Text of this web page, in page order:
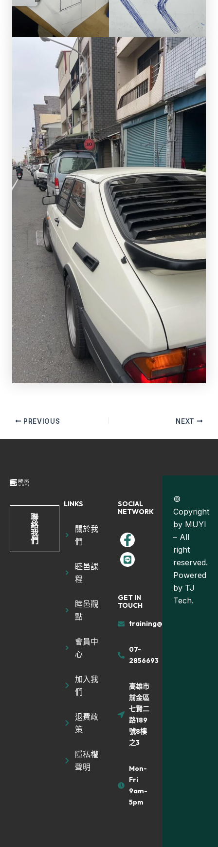
PREVIOUS NEXT
聯
絡
我
們
LINKS
關於我
們
睦邑課
程
睦邑觀
點
會員中
心
加入我
們
退費政
策
隱私權
聲明
SOCIAL
NETWORK
GET IN
TOUCH
training@muyiland.com
07-
2856693
高雄市
前金區
七賢二
路189
號8樓
之3
Mon-
Fri
9am-
5pm
©
Copyright
by MUYI
– All
right
reserved.
Powered
by TJ
Tech.